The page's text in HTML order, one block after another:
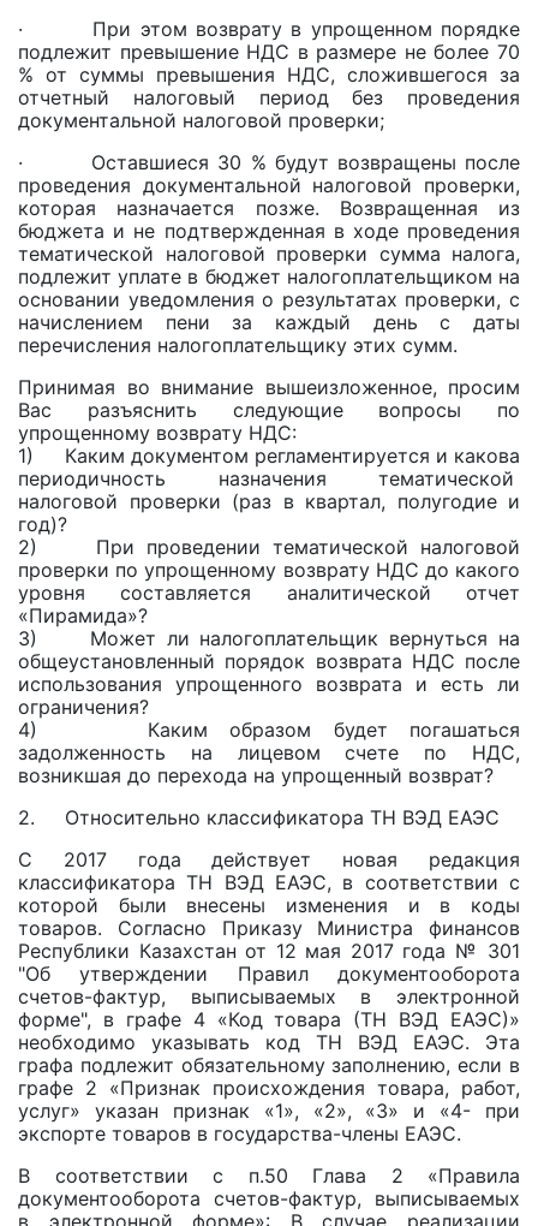
· При этом возврату в упрощенном порядке
подлежит превышение НДС в размере не более 70
% от суммы превышения НДС, сложившегося за
отчетный налоговый период без проведения
документальной налоговой проверки;
· Оставшиеся 30 % будут возвращены после
проведения документальной налоговой проверки,
которая назначается позже. Возвращенная из
бюджета и не подтвержденная в ходе проведения
тематической налоговой проверки сумма налога,
подлежит уплате в бюджет налогоплательщиком на
основании уведомления о результатах проверки, с
начислением пени за каждый день с даты
перечисления налогоплательщику этих сумм.
Принимая во внимание вышеизложенное, просим
Вас разъяснить следующие вопросы по
упрощенному возврату НДС:
1) Каким документом регламентируется и какова
периодичность назначения тематической
налоговой проверки (раз в квартал, полугодие и
год)?
2) При проведении тематической налоговой
проверки по упрощенному возврату НДС до какого
уровня составляется аналитической отчет
«Пирамида»?
3) Может ли налогоплательщик вернуться на
общеустановленный порядок возврата НДС после
использования упрощенного возврата и есть ли
ограничения?
4) Каким образом будет погашаться
задолженность на лицевом счете по НДС,
возникшая до перехода на упрощенный возврат?
2. Относительно классификатора ТН ВЭД ЕАЭС
С 2017 года действует новая редакция
классификатора ТН ВЭД ЕАЭС, в соответствии с
которой были внесены изменения и в коды
товаров. Согласно Приказу Министра финансов
Республики Казахстан от 12 мая 2017 года № 301
"Об утверждении Правил документооборота
счетов-фактур, выписываемых в электронной
форме", в графе 4 «Код товара (ТН ВЭД ЕАЭС)»
необходимо указывать код ТН ВЭД ЕАЭС. Эта
графа подлежит обязательному заполнению, если в
графе 2 «Признак происхождения товара, работ,
услуг» указан признак «1», «2», «3» и «4- при
экспорте товаров в государства-члены ЕАЭС.
В соответствии с п.50 Глава 2 «Правила
документооборота счетов-фактур, выписываемых
в электронной форме»: В случае реализации